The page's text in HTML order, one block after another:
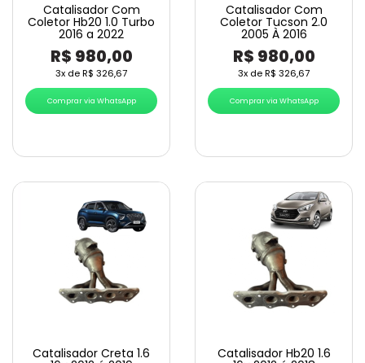
Catalisador Com
Coletor Hb20 1.0 Turbo
2016 a 2022
R$ 980,00
3x deR$ 326,67
Comprar via WhatsApp
Catalisador Com
Coletor Tucson 2.0
2005 À 2016
R$ 980,00
3x deR$ 326,67
Comprar via WhatsApp
Catalisador Creta 1.6 Catalisador Hb20 1.6